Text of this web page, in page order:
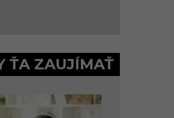
ŤA ZAUJÍMAŤ